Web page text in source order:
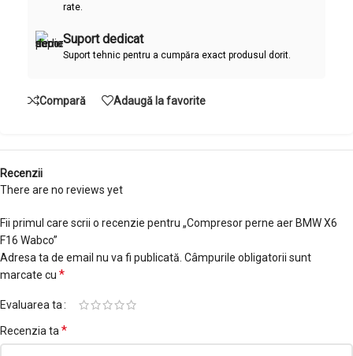
rate.
Suport dedicat
Suport tehnic pentru a cumpăra exact produsul dorit.
Compară Adaugă la favorite
Recenzii
There are no reviews yet
Fii primul care scrii o recenzie pentru „Compresor perne aer BMW X6
F16 Wabco”
Adresa ta de email nu va fi publicată. Câmpurile obligatorii sunt
marcate cu *
Evaluarea ta
Recenzia ta*